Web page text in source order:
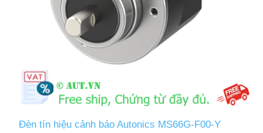
Đèn tín hiệu cảnh báo Autonics MS66G-F00-Y